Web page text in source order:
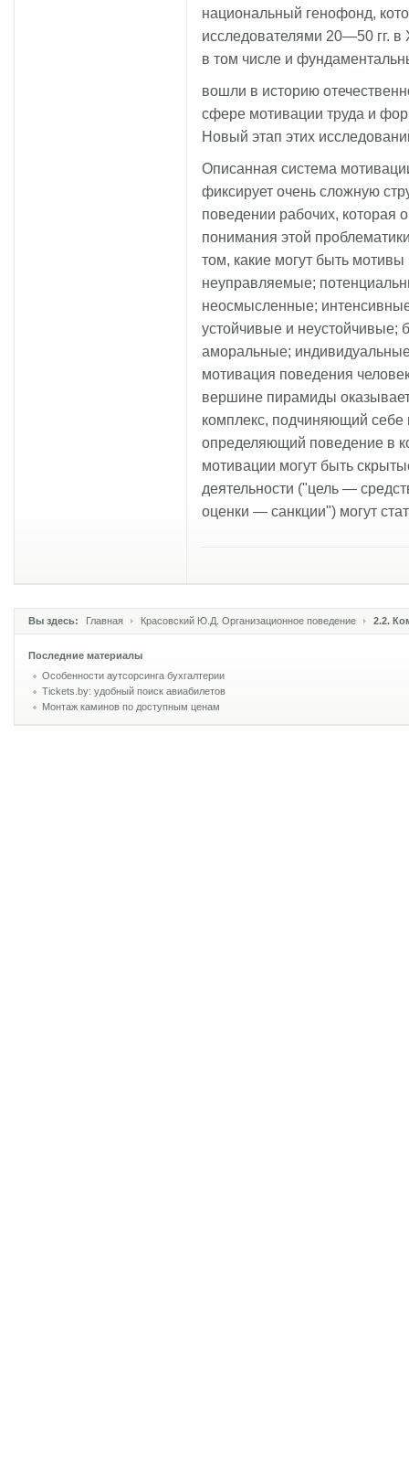
национальный генофонд,
исследователями 20—50 гг. в
в том числе и
вошли в историю
сфере мотивации труда и
Новый этап этих
Описанная система
фиксирует очень сложную
поведении рабочих, которая
понимания этой
том, какие могут быть
неуправляемые;
неосмысленные;
устойчивые и
аморальные;
мотивация поведения
вершине пирамиды
комплекс, подчиняющий
определяющий поведение в
мотивации могут быть
деятельности ("цель —
оценки — санкции") могут
Вы здесь: Главная Красовский Ю.Д. Организационное поведение 2.2.
Последние материалы
Особенности аутсорсинга бухгалтерии
Tickets.by: удобный поиск авиабилетов
Монтаж каминов по доступным ценам